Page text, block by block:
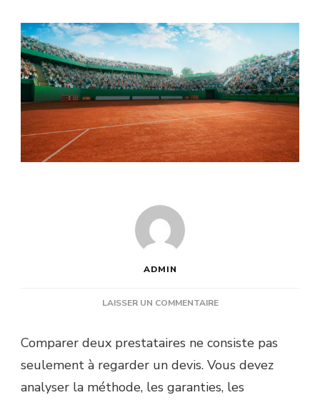
ADMIN
LAISSER UN COMMENTAIRESUR
TERRAIN
DE
:
Comparer deux prestataires ne consiste pas
seulement à regarder un devis. Vous devez
analyser la méthode, les garanties, les